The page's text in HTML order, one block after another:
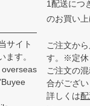
サイト
す。
1配送につ
のお買い
ご注文か
す。※定休
ご注文の
合がござ
詳しくは